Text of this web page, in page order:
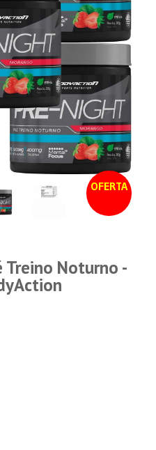
OFERTA
Treino Noturno -